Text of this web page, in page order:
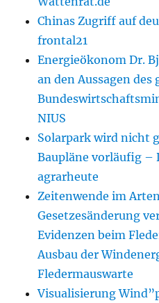
Chinas Zugriff auf
frontal21
Energieökonom Dr.
an den Aussagen des
NIUS
Solarpark wird nicht
Baupläne vorläufig –
agrarheute
Zeitenwende im
Gesetzesänderung
Evidenzen beim
Ausbau der
Fledermauswarte
Visualisierung